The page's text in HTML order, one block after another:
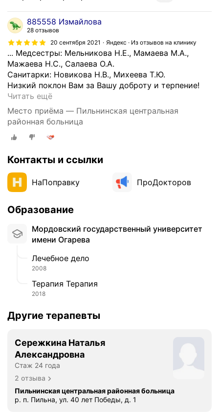
885558 Измайлова
28 отзывов
20 сентября 2021
Яндекс · Из отзывов на клинику
... Медсестры: Мельникова Н.Е., Мамаева М.А.,
Мажаева Н.С., Салаева О.А.
Санитарки: Новикова Н.В., Михеева Т.Ю.
Низкий поклон Вам за Вашу доброту и терпение!
Читать ещёВ
а
п
р
е
е
т
о
о
а
а
д
с
ь
в
р
Место приёма — Пильнинская центральная
районная больница
Контакты и ссылки
НаПоправку ПроДокторов
Образование
Мордовский государственный университет
имени Огарева
Лечебное дело
2008
Терапия Терапия
2018
Другие терапевты
Сережкина Наталья
Александровна
Стаж 24 года
2 отзыва
Пильнинская центральная районная больница
р. п. Пильна, ул. 40 лет Победы, д. 1